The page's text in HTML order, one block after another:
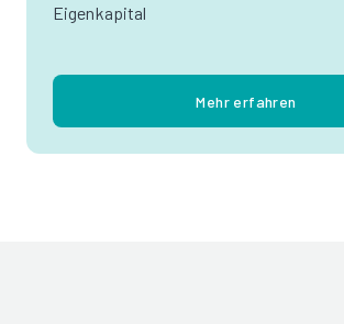
Eigenkapital
Mehr erfahren